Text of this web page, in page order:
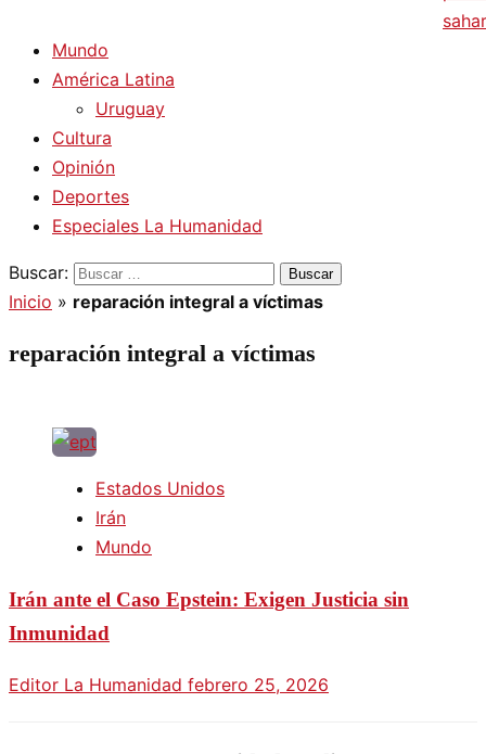
Mundo
América Latina
Uruguay
Cultura
Opinión
Deportes
Especiales La Humanidad
Buscar:
Inicio » reparación integral a víctimas
reparación integral a víctimas
Estados Unidos
Irán
Mundo
Irán ante el Caso Epstein: Exigen Justicia sin
Inmunidad
Editor La Humanidad febrero 25, 2026